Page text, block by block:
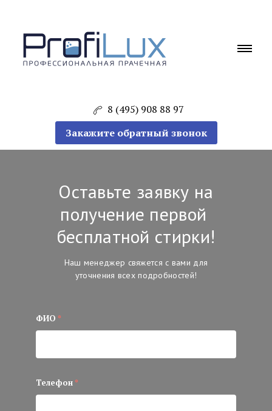
8 (495) 908 88 97
Закажите обратный звонок
Оставьте заявку на
получение первой
бесплатной стирки!
Наш менеджер свяжется с вами для
уточнения всех подробностей!
ФИО *
Телефон *